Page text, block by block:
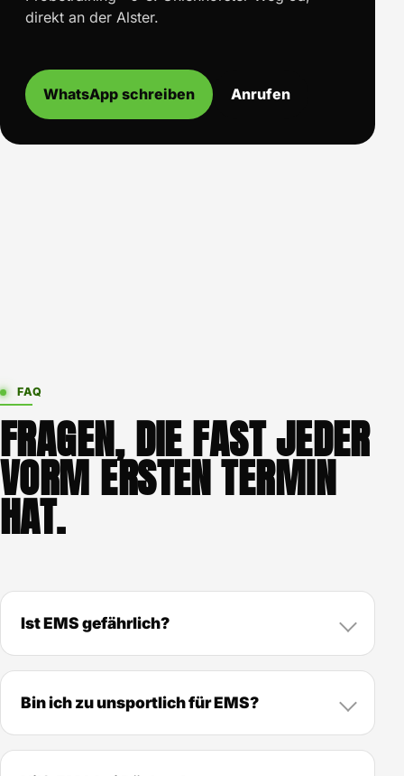
direkt an der Alster.
WhatsApp schreiben Anrufen
FAQ
FRAGEN, DIE FAST JEDER
VORM ERSTEN TERMIN
HAT.
Ist EMS gefährlich?
Bin ich zu unsportlich für EMS?